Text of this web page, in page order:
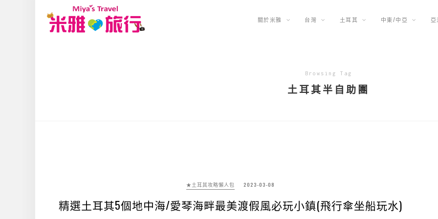
關於米雅 台灣 土耳其 中東/中亞
Browsing Tag
土耳其半自助團
★土耳其攻略懶人包 2023-03-08
精選土耳其5個地中海/愛琴海畔最美渡假風必玩小鎮(飛行傘坐船玩水)